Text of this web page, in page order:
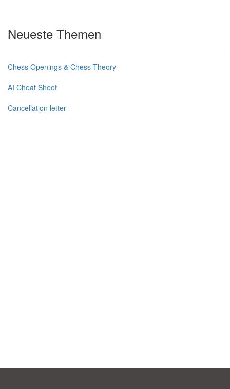
Neueste Themen
Chess Openings & Chess Theory
AI Cheat Sheet
Cancellation letter